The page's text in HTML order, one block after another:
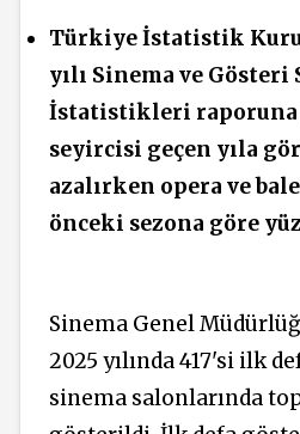
Türkiye İstatistik
yılı Sinema ve Gösteri
İstatistikleri raporuna
seyircisi geçen yıla
azalırken opera ve
önceki sezona göre
Sinema Genel
2025 yılında 417'si ilk
sinema salonlarında